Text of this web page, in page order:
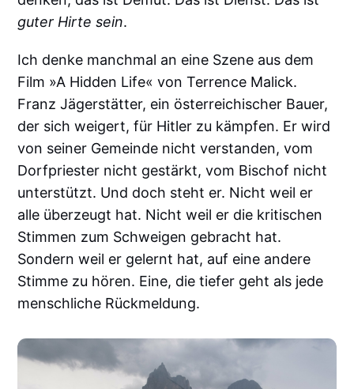
guter Hirte sein.
Ich denke manchmal an eine Szene aus dem
Film »A Hidden Life« von Terrence Malick.
Franz Jägerstätter, ein österreichischer Bauer,
der sich weigert, für Hitler zu kämpfen. Er wird
von seiner Gemeinde nicht verstanden, vom
Dorfpriester nicht gestärkt, vom Bischof nicht
unterstützt. Und doch steht er. Nicht weil er
alle überzeugt hat. Nicht weil er die kritischen
Stimmen zum Schweigen gebracht hat.
Sondern weil er gelernt hat, auf eine andere
Stimme zu hören. Eine, die tiefer geht als jede
menschliche Rückmeldung.